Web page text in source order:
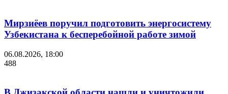
Мирзиёев поручил подготовить энергосистему
Узбекистана к бесперебойной работе зимой
06.08.2026, 18:00
488